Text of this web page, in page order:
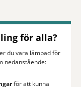
för alla?
du vara lämpad för
nedanstående:
för att kunna